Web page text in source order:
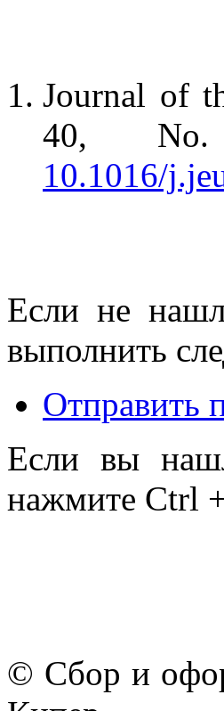
Journal of
40,
10.1016/
Если не
выполнить
Отправить
Если вы
нажмите Ctrl
© Сбор и